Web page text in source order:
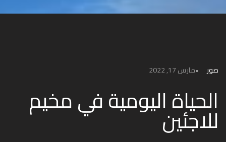
صور مارس 17, 2022
الحياة اليومية في مخيم
للاجئين